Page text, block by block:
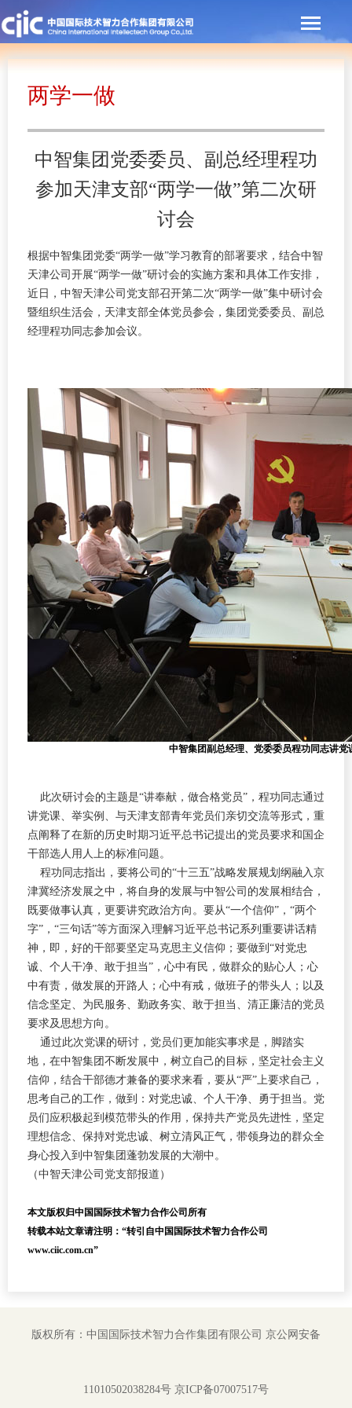
两学一做
中智集团党委委员、副总经理程功
参加天津支部“两学一做”第二次研
讨会
根据中智集团党委“两学一做”学习教育的部署要求，结合中智
天津公司开展“两学一做”研讨会的实施方案和具体工作安排，
近日，中智天津公司党支部召开第二次“两学一做”集中研讨会
暨组织生活会，天津支部全体党员参会，集团党委委员、副总
经理程功同志参加会议。
中智集团副总经理、党委委员程功同志讲党
此次研讨会的主题是“讲奉献，做合格党员”，程功同志通过
讲党课、举实例、与天津支部青年党员们亲切交流等形式，重
点阐释了在新的历史时期习近平总书记提出的党员要求和国企
干部选人用人上的标准问题。
程功同志指出，要将公司的“十三五”战略发展规划纲融入京
津冀经济发展之中，将自身的发展与中智公司的发展相结合，
既要做事认真，更要讲究政治方向。要从“一个信仰”，“两个
字”，“三句话”等方面深入理解习近平总书记系列重要讲话精
神，即，好的干部要坚定马克思主义信仰；要做到“对党忠
诚、个人干净、敢于担当”，心中有民，做群众的贴心人；心
中有责，做发展的开路人；心中有戒，做班子的带头人；以及
信念坚定、为民服务、勤政务实、敢于担当、清正廉洁的党员
要求及思想方向。
通过此次党课的研讨，党员们更加能实事求是，脚踏实
地，在中智集团不断发展中，树立自己的目标，坚定社会主义
信仰，结合干部德才兼备的要求来看，要从“严”上要求自己，
思考自己的工作，做到：对党忠诚、个人干净、勇于担当。党
员们应积极起到模范带头的作用，保持共产党员先进性，坚定
理想信念、保持对党忠诚、树立清风正气，带领身边的群众全
身心投入到中智集团蓬勃发展的大潮中。
（中智天津公司党支部报道）
本文版权归中国国际技术智力合作公司所有
转载本站文章请注明：“转引自中国国际技术智力合作公司
www.ciic.com.cn”
版权所有：中国国际技术智力合作集团有限公司 京公网安备
11010502038284号 京ICP备07007517号